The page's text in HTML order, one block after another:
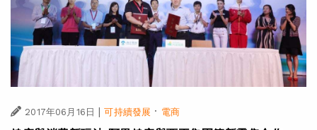
2017年06月16日 | 可持續發展 · 電商